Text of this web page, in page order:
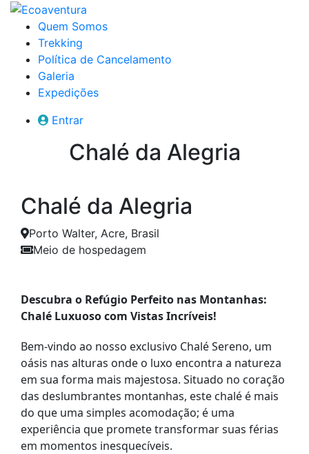
Quem Somos
Trekking
Política de Cancelamento
Galeria
Expedições
Entrar
Chalé da Alegria
Chalé da Alegria
Porto Walter, Acre, Brasil
Meio de hospedagem
Descubra o Refúgio Perfeito nas Montanhas:
Chalé Luxuoso com Vistas Incríveis!
Bem-vindo ao nosso exclusivo Chalé Sereno, um
oásis nas alturas onde o luxo encontra a natureza
em sua forma mais majestosa. Situado no coração
das deslumbrantes montanhas, este chalé é mais
do que uma simples acomodação; é uma
experiência que promete transformar suas férias
em momentos inesquecíveis.